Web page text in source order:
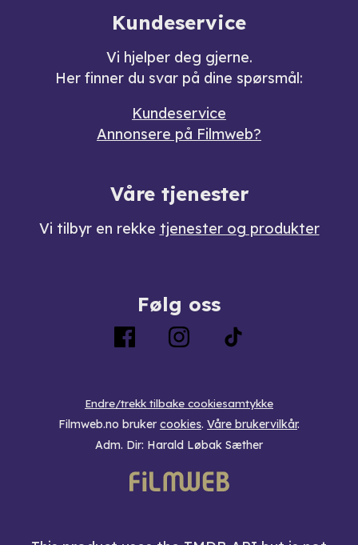
Kundeservice
Vi hjelper deg gjerne.
Her finner du svar på dine spørsmål:
Kundeservice
Annonsere på Filmweb?
Våre tjenester
Vi tilbyr en rekke tjenester og produkter
Følg oss
Endre/trekk tilbake cookiesamtykke
Filmweb.no bruker cookies. Våre brukervilkår.
Adm. Dir: Harald Løbak Sæther